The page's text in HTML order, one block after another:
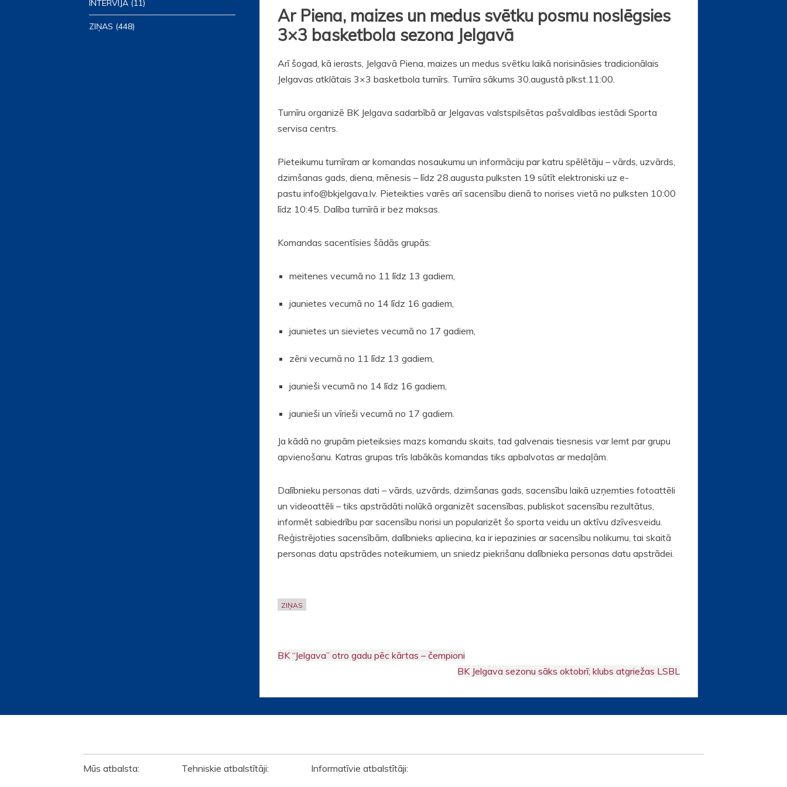
Ar Piena, maizes un medus svētku posmu noslēgsies
3×3 basketbola sezona Jelgavā
Arī šogad, kā ierasts, Jelgavā Piena, maizes un medus svētku laikā norisināsies tradicionālais
Jelgavas atklātais 3×3 basketbola turnīrs. Turnīra sākums 30.augustā plkst.11:00.
Turnīru organizē BK Jelgava sadarbībā ar Jelgavas valstspilsētas pašvaldības iestādi Sporta
servisa centrs.
Pieteikumu turnīram ar komandas nosaukumu un informāciju par katru spēlētāju – vārds, uzvārds,
dzimšanas gads, diena, mēnesis – līdz 28.augusta pulksten 19 sūtīt elektroniski uz e-
pastuinfo@bkjelgava.lv . Pieteikties varēs arī sacensību dienā to norises vietā no pulksten 10:00
līdz 10:45. Dalība turnīrā ir bez maksas.
Komandas sacentīsies šādās grupās:
meitenes vecumā no 11 līdz 13 gadiem,
jaunietes vecumā no 14 līdz 16 gadiem,
jaunietes un sievietes vecumā no 17 gadiem,
zēni vecumā no 11 līdz 13 gadiem,
jaunieši vecumā no 14 līdz 16 gadiem,
jaunieši un vīrieši vecumā no 17 gadiem.
Ja kādā no grupām pieteiksies mazs komandu skaits, tad galvenais tiesnesis var lemt par grupu
apvienošanu. Katras grupas trīs labākās komandas tiks apbalvotas ar medaļām.
Dalībnieku personas dati – vārds, uzvārds, dzimšanas gads, sacensību laikā uzņemties fotoattēli
un videoattēli – tiks apstrādāti nolūkā organizēt sacensības, publiskot sacensību rezultātus,
informēt sabiedrību par sacensību norisi un popularizēt šo sporta veidu un aktīvu dzīvesveidu.
Reģistrējoties sacensībām, dalībnieks apliecina, ka ir iepazinies ar sacensību nolikumu, tai skaitā
personas datu apstrādes noteikumiem, un sniedz piekrišanu dalībnieka personas datu apstrādei.
ZIŅAS
Post
BK “Jelgava” otro gadu pēc kārtas – čempioni
BK Jelgava sezonu sāks oktobrī; klubs atgriežas LSBL
INTERVIJA (11)
ZIŅAS (448)
Mūs atbalsta: Tehniskie atbalstītāji: Informatīvie atbalstītāji: